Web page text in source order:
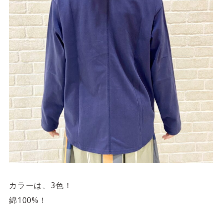
カラーは、3色！
綿100%！